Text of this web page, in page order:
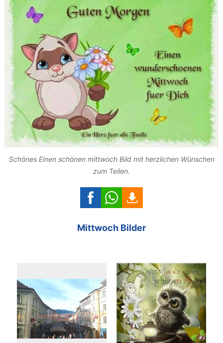
Schönes Einen schönen mittwoch Bild mit herzlichen Wünschen
zum Teilen.
Mittwoch Bilder